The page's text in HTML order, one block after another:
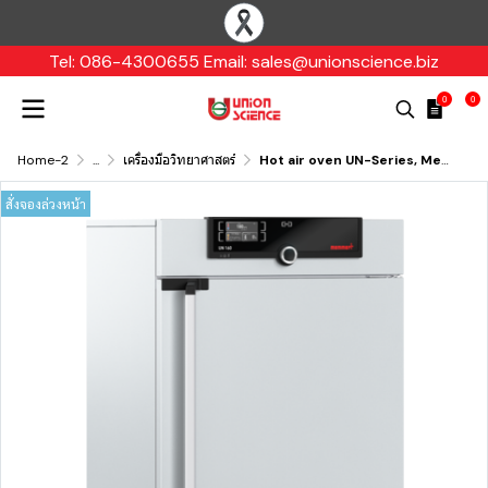
Tel: 086-4300655 Email: sales@unionscience.biz
0 0
Home-2 ... เครื่องมือวิทยาศาสตร์ Hot air oven UN-Series, Memmert
สั่งจองล่วงหน้า